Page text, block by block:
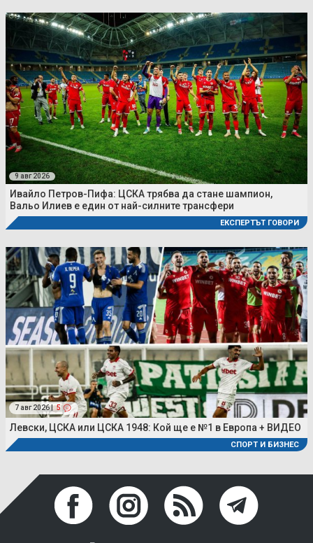
9 авг 2026
Ивайло Петров-Пифа: ЦСКА трябва да стане шампион,
Вальо Илиев е един от най-силните трансфери
ЕКСПЕРТЪТ ГОВОРИ
7 авг 2026 | 5
Левски, ЦСКА или ЦСКА 1948: Кой ще е №1 в Европа + ВИДЕО
СПОРТ И БИЗНЕС